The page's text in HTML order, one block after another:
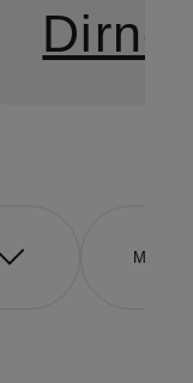
Marke